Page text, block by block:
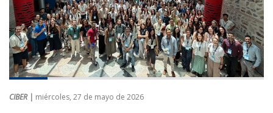
CIBER | miércoles, 27 de mayo de 2026